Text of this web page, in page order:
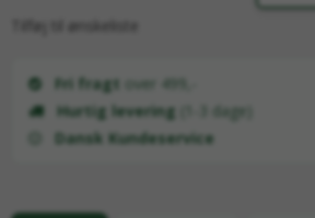
Tilføj til ønskeliste
Fri fragt
over 499,-
Hurtig levering (1-3 dage)
Dansk Kundeservice